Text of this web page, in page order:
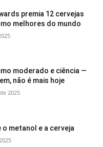
premia 12 cervejas
melhores do mundo
moderado e ciência —
não é mais hoje
2025
metanol e a cerveja